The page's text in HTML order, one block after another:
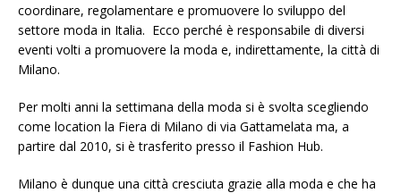
coordinare, regolamentare e promuovere lo sviluppo del
settore moda in Italia. Ecco perché è responsabile di diversi
eventi volti a promuovere la moda e, indirettamente, la città di
Milano.
Per molti anni la settimana della moda si è svolta scegliendo
come location la Fiera di Milano di via Gattamelata ma, a
partire dal 2010, si è trasferito presso il Fashion Hub.
Milano è dunque una città cresciuta grazie alla moda e che ha